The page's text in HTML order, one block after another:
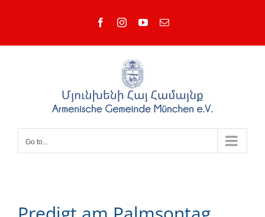
FacebookInstagramYouTubeEmail
Go to...